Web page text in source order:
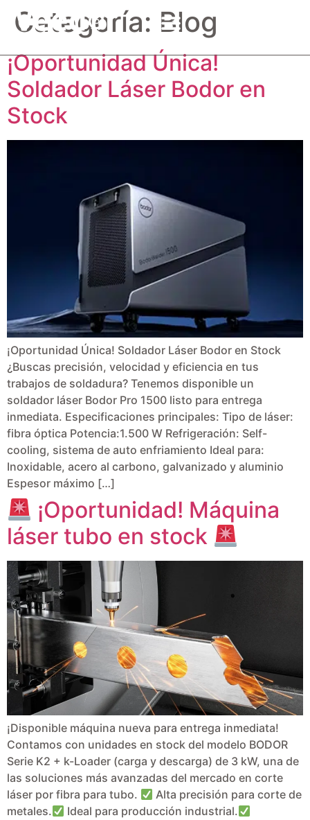
Categoría: Blog
¡Oportunidad Única!
Soldador Láser Bodor en
Stock
¡Oportunidad Única! Soldador Láser Bodor en Stock
¿Buscas precisión, velocidad y eficiencia en tus
trabajos de soldadura? Tenemos disponible un
soldador láser Bodor Pro 1500 listo para entrega
inmediata. Especificaciones principales: Tipo de láser:
fibra óptica Potencia:1.500 W Refrigeración: Self-
cooling, sistema de auto enfriamiento Ideal para:
Inoxidable, acero al carbono, galvanizado y aluminio
Espesor máximo […]
¡Oportunidad! Máquina
láser tubo en stock
¡Disponible máquina nueva para entrega inmediata!
Contamos con unidades en stock del modelo BODOR
Serie K2 + k-Loader (carga y descarga) de 3 kW, una de
las soluciones más avanzadas del mercado en corte
láser por fibra para tubo.
Alta precisión para corte de
metales.
Ideal para producción industrial.